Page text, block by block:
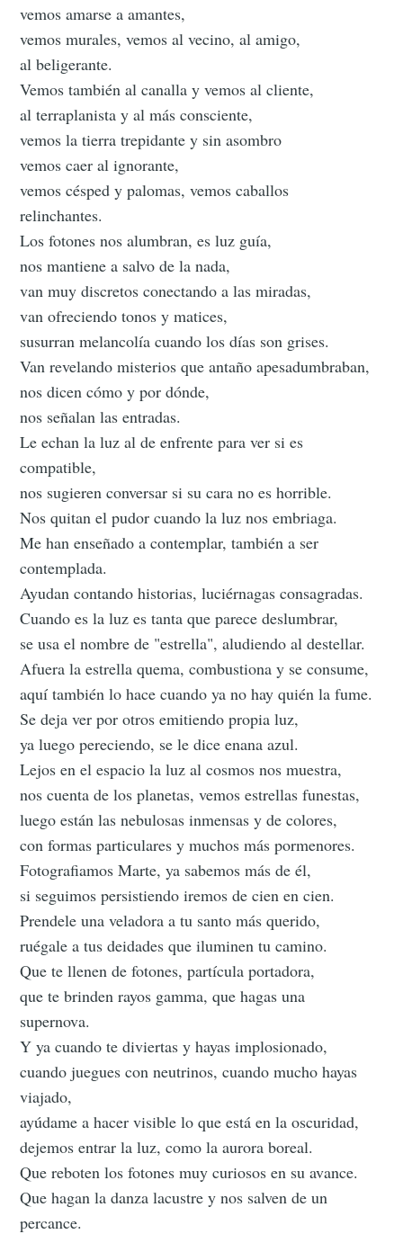
vemos amarse a amantes,
vemos murales, vemos al vecino, al amigo,
al beligerante.
Vemos también al canalla y vemos al cliente,
al terraplanista y al más consciente,
vemos la tierra trepidante y sin asombro
vemos caer al ignorante,
vemos césped y palomas, vemos caballos
relinchantes.
Los fotones nos alumbran, es luz guía,
nos mantiene a salvo de la nada,
van muy discretos conectando a las miradas,
van ofreciendo tonos y matices,
susurran melancolía cuando los días son grises.
Van revelando misterios que antaño apesadumbraban,
nos dicen cómo y por dónde,
nos señalan las entradas.
Le echan la luz al de enfrente para ver si es
compatible,
nos sugieren conversar si su cara no es horrible.
Nos quitan el pudor cuando la luz nos embriaga.
Me han enseñado a contemplar, también a ser
contemplada.
Ayudan contando historias, luciérnagas consagradas.
Cuando es la luz es tanta que parece deslumbrar,
se usa el nombre de "estrella", aludiendo al destellar.
Afuera la estrella quema, combustiona y se consume,
aquí también lo hace cuando ya no hay quién la fume.
Se deja ver por otros emitiendo propia luz,
ya luego pereciendo, se le dice enana azul.
Lejos en el espacio la luz al cosmos nos muestra,
nos cuenta de los planetas, vemos estrellas funestas,
luego están las nebulosas inmensas y de colores,
con formas particulares y muchos más pormenores.
Fotografiamos Marte, ya sabemos más de él,
si seguimos persistiendo iremos de cien en cien.
Prendele una veladora a tu santo más querido,
ruégale a tus deidades que iluminen tu camino.
Que te llenen de fotones, partícula portadora,
que te brinden rayos gamma, que hagas una
supernova.
Y ya cuando te diviertas y hayas implosionado,
cuando juegues con neutrinos, cuando mucho hayas
viajado,
ayúdame a hacer visible lo que está en la oscuridad,
dejemos entrar la luz, como la aurora boreal.
Que reboten los fotones muy curiosos en su avance.
Que hagan la danza lacustre y nos salven de un
percance.